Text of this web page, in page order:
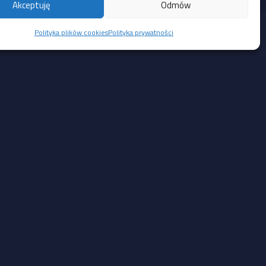
Akceptuję Odmów
Polityka plików cookiesPolityka prywatności